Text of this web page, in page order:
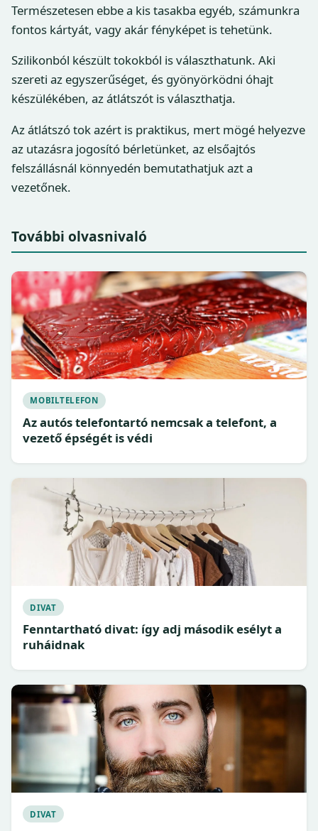
Természetesen ebbe a kis tasakba egyéb, számunkra
fontos kártyát, vagy akár fényképet is tehetünk.
Szilikonból készült tokokból is választhatunk. Aki
szereti az egyszerűséget, és gyönyörködni óhajt
készülékében, az átlátszót is választhatja.
Az átlátszó tok azért is praktikus, mert mögé helyezve
az utazásra jogosító bérletünket, az elsőajtós
felszállásnál könnyedén bemutathatjuk azt a
vezetőnek.
További olvasnivaló
MOBILTELEFON
Az autós telefontartó nemcsak a telefont, a
vezető épségét is védi
DIVAT
Fenntartható divat: így adj második esélyt a
ruháidnak
DIVAT